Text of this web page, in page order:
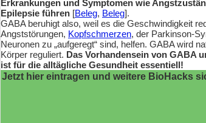
Erkrankungen und Symptomen wie
Epilepsie führen [Beleg, Beleg].
GABA beruhigt also, weil es die Geschwindigkeit
Angststörungen, Kopfschmerzen, der Parkinson-
Neuronen zu „aufgeregt“ sind, helfen. GABA wird
Körper reguliert. Das Vorhandensein von GABA
ist für die alltägliche Gesundheit essentiell!
Jetzt hier eintragen und weitere BioHacks